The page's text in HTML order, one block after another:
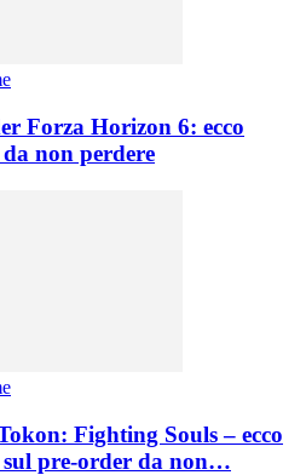
Forza Horizon 6: ecco
non perdere
Fighting Souls – ecco
sul pre-order da non…